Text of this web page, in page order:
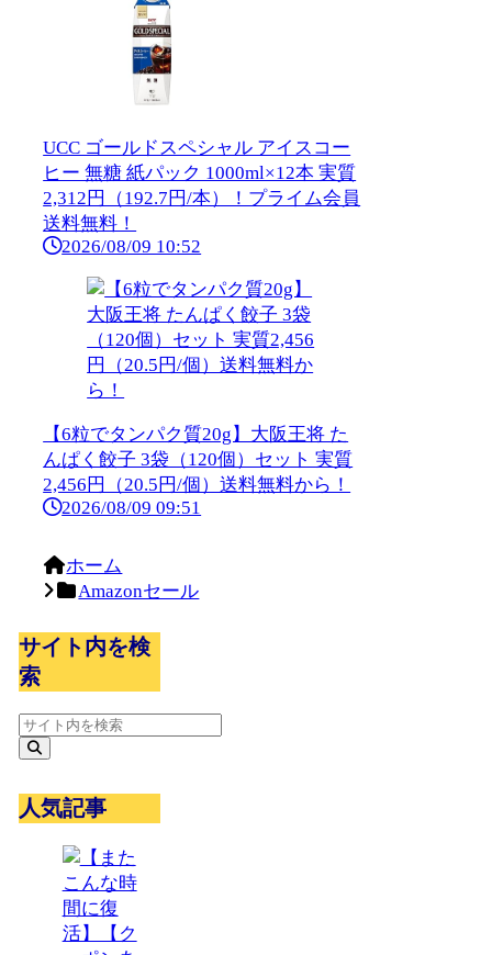
UCC ゴールドスペシャル アイスコー
ヒー 無糖 紙パック 1000ml×12本 実質
2,312円（192.7円/本）！プライム会員
送料無料！
2026/08/09 10:52
【6粒でタンパク質20g】大阪王将 た
んぱく餃子 3袋（120個）セット 実質
2,456円（20.5円/個）送料無料から！
2026/08/09 09:51
ホーム
Amazonセール
サイト内を検
索
人気記事